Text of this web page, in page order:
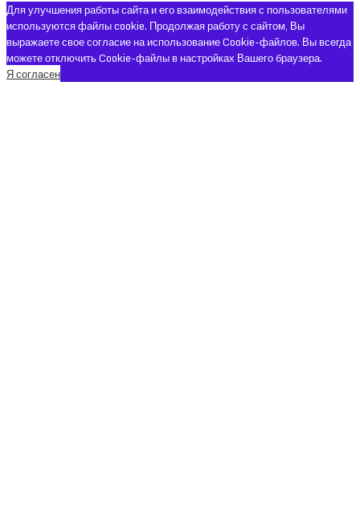
Для улучшения работы сайта и его взаимодействия с пользователями
используются файлы cookie. Продолжая работу с сайтом, Вы
выражаете свое согласие на использование Cookie-файлов. Вы всегда
можете отключить Cookie-файлы в настройках Вашего браузера.
Я согласен